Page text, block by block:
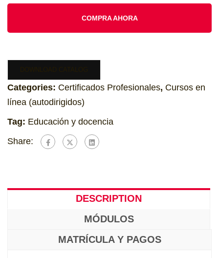
COMPRA AHORA
Categories: Certificados Profesionales, Cursos en
línea (autodirigidos)
Tag: Educación y docencia
Share:
DESCRIPTION
MÓDULOS
MATRÍCULA Y PAGOS